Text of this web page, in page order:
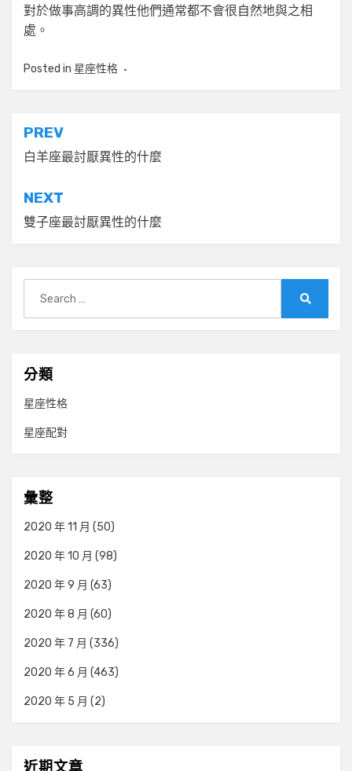
對於做事高調的異性他們通常都不會很自然地與之相
處。
Posted in 星座性格
文
章
導
覽
PREV
白羊座最討厭異性的什麼
NEXT
雙子座最討厭異性的什麼
for:
分類
星座性格
星座配對
彙整
2020 年 11 月 (50)
2020 年 10 月 (98)
2020 年 9 月 (63)
2020 年 8 月 (60)
2020 年 7 月 (336)
2020 年 6 月 (463)
2020 年 5 月 (2)
近期文章